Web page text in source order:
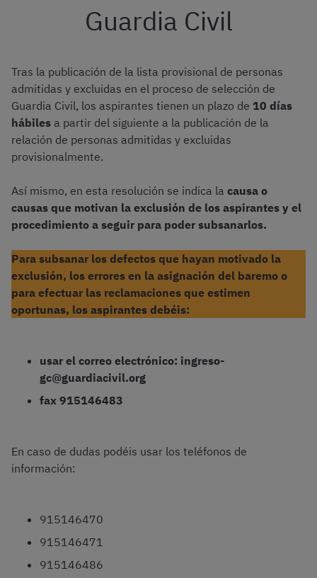
Guardia Civil
Tras la publicación de la lista provisional de personas
admitidas y excluidas en el proceso de selección de
Guardia Civil, los aspirantes tienen un plazo de 10 días
hábiles a partir del siguiente a la publicación de la
relación de personas admitidas y excluidas
provisionalmente.
Así mismo, en esta resolución se indica la causa o
causas que motivan la exclusión de los aspirantes y el
procedimiento a seguir para poder subsanarlos.
Para subsanar los defectos que hayan motivado la
exclusión, los errores en la asignación del baremo o
para efectuar las reclamaciones que estimen
oportunas, los aspirantes debéis:
usar el correo electrónico: ingreso-
gc@guardiacivil.org
fax 915146483
En caso de dudas podéis usar los teléfonos de
información:
915146470
915146471
915146486